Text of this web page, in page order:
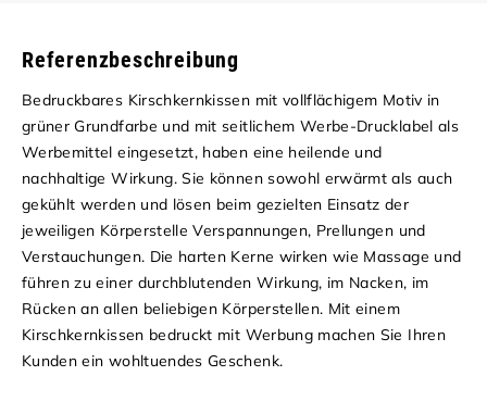
Referenzbeschreibung
Bedruckbares Kirschkernkissen mit vollflächigem Motiv in
grüner Grundfarbe und mit seitlichem Werbe-Drucklabel als
Werbemittel eingesetzt, haben eine heilende und
nachhaltige Wirkung. Sie können sowohl erwärmt als auch
gekühlt werden und lösen beim gezielten Einsatz der
jeweiligen Körperstelle Verspannungen, Prellungen und
Verstauchungen. Die harten Kerne wirken wie Massage und
führen zu einer durchblutenden Wirkung, im Nacken, im
Rücken an allen beliebigen Körperstellen. Mit einem
Kirschkernkissen bedruckt mit Werbung machen Sie Ihren
Kunden ein wohltuendes Geschenk.